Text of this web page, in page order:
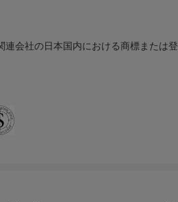
会社の日本国内における商標または登